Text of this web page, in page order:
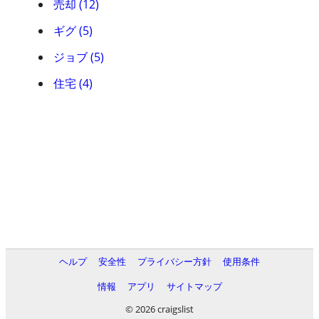
売却 (12)
ギグ (5)
ジョブ (5)
住宅 (4)
ヘルプ 安全性 プライバシー方針
使用条件
情報
アプリ
サイトマップ
© 2026 craigslist